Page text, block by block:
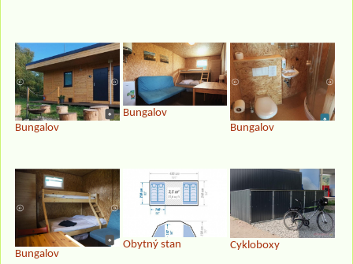
Bungalov
Bungalov
Bungalov
Bungalov
Obytný stan Cykloboxy